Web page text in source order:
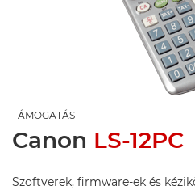
TÁMOGATÁS
Canon LS-12PC
Szoftverek, firmware-ek és